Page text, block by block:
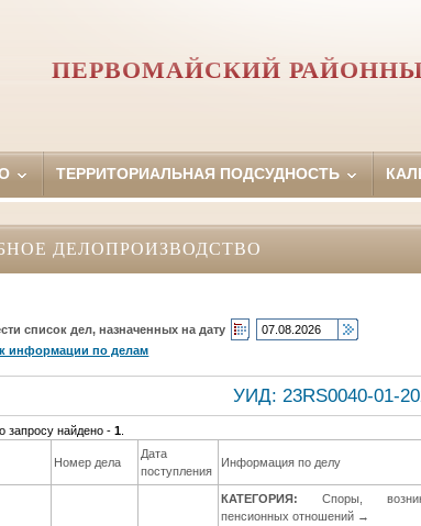
ПЕРВОМАЙСКИЙ
ТЕРРИТОРИАЛЬНАЯ ПОДСУДНОСТЬ
ДЕЛОПРОИЗВОДСТВО
список дел, назначенных на дату
информации по делам
УИД: 23RS0040-01-
запросу найдено -1
Номер дела
Дата
поступления
Информация по делу
КАТЕГОРИЯ: Споры,
пенсионных отношений →